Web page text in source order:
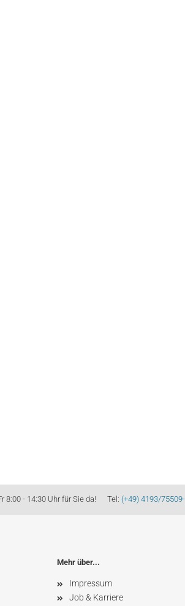
8:00 - 14:30 Uhr für Sie da! Tel: (+49) 4193/
Mehr über...
Impressum
Job & Karriere